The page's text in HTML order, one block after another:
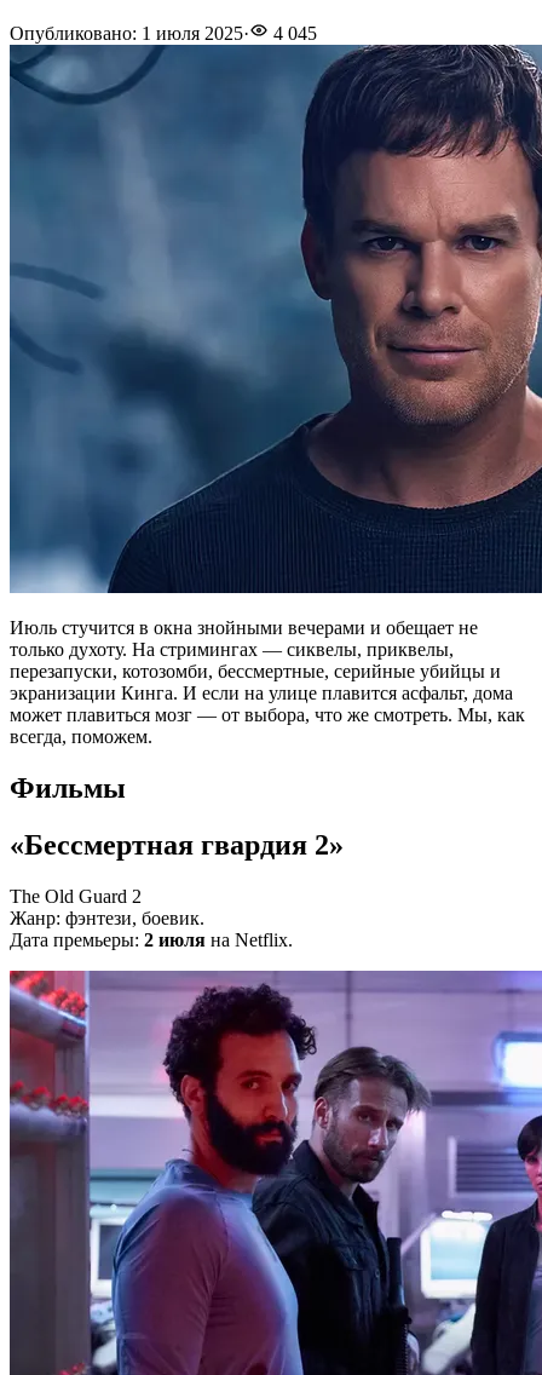
Опубликовано: 1 июля 2025· 4 045
Июль стучится в окна знойными вечерами и обещает не
только духоту. На стримингах — сиквелы, приквелы,
перезапуски, котозомби, бессмертные, серийные убийцы и
экранизации Кинга. И если на улице плавится асфальт, дома
может плавиться мозг — от выбора, что же смотреть. Мы, как
всегда, поможем.
Фильмы
«Бессмертная гвардия 2»
The Old Guard 2
Жанр: фэнтези, боевик.
Дата премьеры: 2 июля на Netflix.